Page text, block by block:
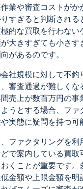
業や審査コストがか
すぎると判断される
的な買取を行わない
大きすぎても小さす
があるのです。
社規模に対して不釣
審査通過が難しくな
売上が数百万円の事
うとする場合、ファ
実態に疑問を持つ可
ファクタリングを利
で案内している買取
くことが重要です。
金額や上限金額を明